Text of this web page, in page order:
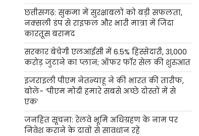
छत्तीसगढ़: सुकमा में सुरक्षाबलों को बड़ी सफलता,
नक्सली डंप से राइफल और भारी मात्रा में जिंदा
कारतूस बरामद
सरकार बेचेगी एलआईसी में 6.5% हिस्सेदारी, 31,000
करोड़ जुटाने का प्लान; ऑफर फॉर सेल की शुरुआत
इजराइली पीएम नेतन्याहू ने की भारत की तारीफ,
बोले- ‘पीएम मोदी हमारे सबसे अच्छे दोस्तों में से
एक’
जनहित सूचना: रेलवे भूमि अधिग्रहण के नाम पर
निवेश कराने के दावों से सावधान रहें